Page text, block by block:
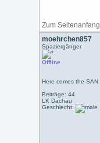
Zum Seitenanfang
moehrchen857
Spaziergänger
Offline
Here comes the SAN
Beiträge: 44
LK Dachau
Geschlecht: